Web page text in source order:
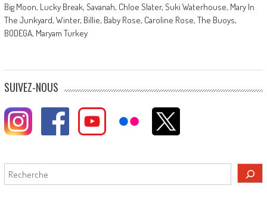
Big Moon, Lucky Break, Savanah, Chloe Slater, Suki Waterhouse, Mary In
The Junkyard, Winter, Billie, Baby Rose, Caroline Rose, The Buoys,
BODEGA, Maryam Turkey
SUIVEZ-NOUS
Rechercher